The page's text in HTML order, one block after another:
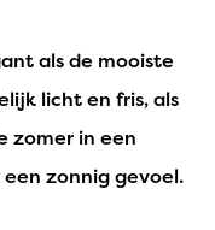
als de mooiste
licht en fris, als
zomer in een
zonnig gevoel.